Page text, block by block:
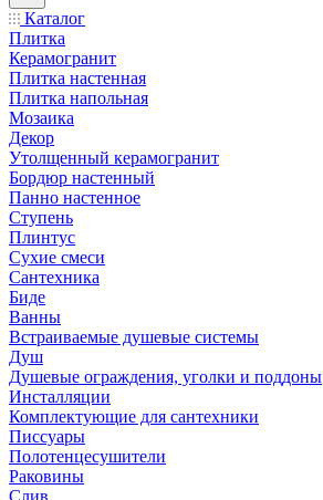
Каталог
Плитка
Керамогранит
Плитка настенная
Плитка напольная
Мозаика
Декор
Утолщенный керамогранит
Бордюр настенный
Панно настенное
Ступень
Плинтус
Сухие смеси
Сантехника
Биде
Ванны
Встраиваемые душевые системы
Душ
Душевые ограждения, уголки и поддоны
Инсталляции
Комплектующие для сантехники
Писсуары
Полотенцесушители
Раковины
Слив